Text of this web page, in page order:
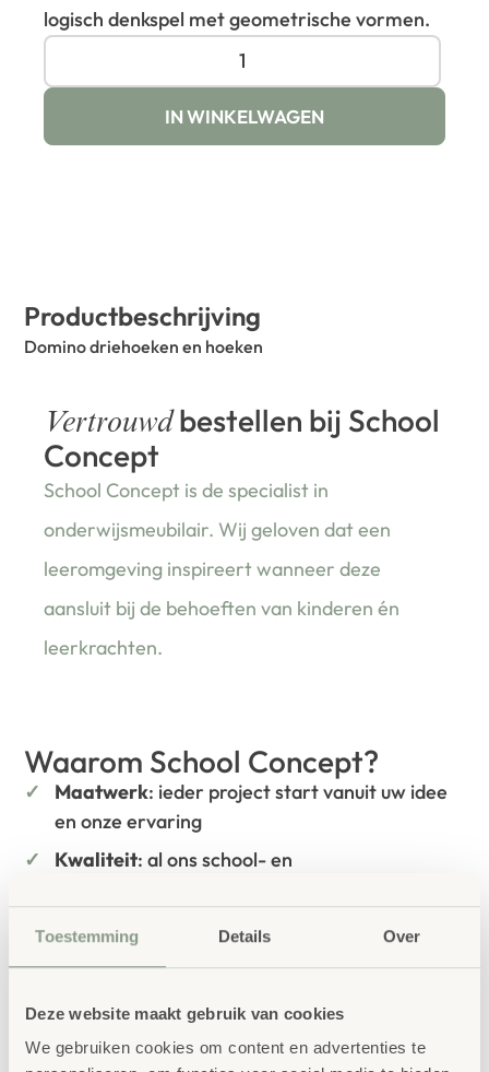
Toestemming Details Over
Deze website maakt gebruik van cookies
We gebruiken cookies om content en advertenties te
logisch denkspel met geometrische vormen.
IN WINKELWAGEN
Productbeschrijving
Domino driehoeken en hoeken
Vertrouwdbestellen bij School
Concept
School Concept is de specialist in
onderwijsmeubilair. Wij geloven dat een
leeromgeving inspireert wanneer deze
aansluit bij de behoeften van kinderen én
leerkrachten.
Waarom School Concept?
Maatwerk: ieder project start vanuit uw idee
en onze ervaring
Kwaliteit: al ons school- en
100% FSC-gecertificeerd Scandinavisch hout.
Daarnaast zelfs voorzien van het